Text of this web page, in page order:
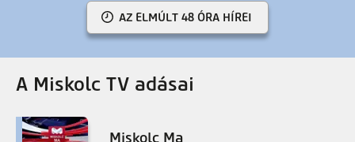
AZ ELMÚLT 48 ÓRA HÍREI
A Miskolc TV adásai
Miskolc Ma